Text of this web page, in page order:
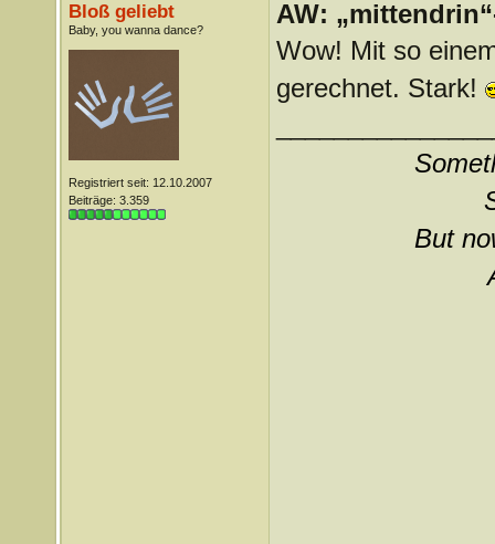
Bloß geliebt
Baby, you wanna dance?
Registriert seit: 12.10.2007
Beiträge: 3.359
AW:
Wow! Mit so
gerechnet. Stark!
But